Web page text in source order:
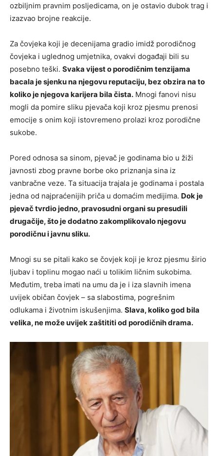
ozbiljnim pravnim posljedicama, on je ostavio dubok trag i
izazvao brojne reakcije.
Za čovjeka koji je decenijama gradio imidž porodičnog
čovjeka i uglednog umjetnika, ovakvi događaji bili su
posebno teški. Svaka vijest o porodičnim tenzijama
bacala je sjenku na njegovu reputaciju, bez obzira na to
koliko je njegova karijera bila čista. Mnogi fanovi nisu
mogli da pomire sliku pjevača koji kroz pjesmu prenosi
emocije s onim koji istovremeno prolazi kroz porodične
sukobe.
Pored odnosa sa sinom, pjevač je godinama bio u žiži
javnosti zbog pravne borbe oko priznanja sina iz
vanbračne veze. Ta situacija trajala je godinama i postala
jedna od najpraćenijih priča u domaćim medijima. Dok je
pjevač tvrdio jedno, pravosudni organi su presudili
drugačije, što je dodatno zakomplikovalo njegovu
porodičnu i javnu sliku.
Mnogi su se pitali kako se čovjek koji je kroz pjesmu širio
ljubav i toplinu mogao naći u tolikim ličnim sukobima.
Međutim, treba imati na umu da je i iza slavnih imena
uvijek običan čovjek – sa slabostima, pogrešnim
odlukama i životnim iskušenjima. Slava, koliko god bila
velika, ne može uvijek zaštititi od porodičnih drama.